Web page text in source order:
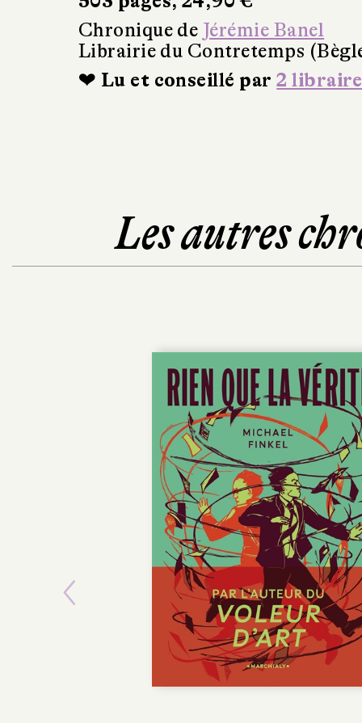
Chronique de Jérémie Banel
Librairie du Contretemps
❤ Lu et conseillé par2
Les autres
Previous